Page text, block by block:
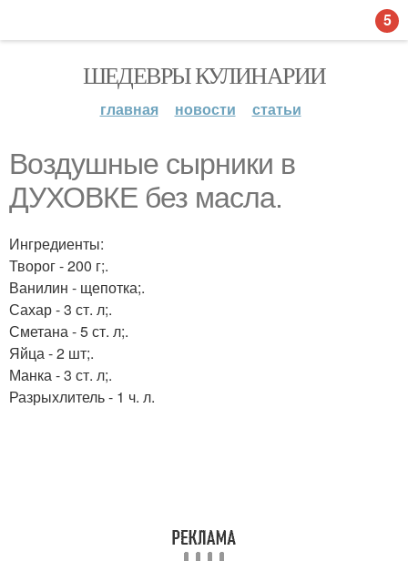
ШЕДЕВРЫ КУЛИНАРИИ
главная новости статьи
Воздушные сырники в
ДУХОВКЕ без масла.
Ингредиенты:
Творог - 200 г;.
Ванилин - щепотка;.
Сахар - 3 ст. л;.
Сметана - 5 ст. л;.
Яйца - 2 шт;.
Манка - 3 ст. л;.
Разрыхлитель - 1 ч. л.
5